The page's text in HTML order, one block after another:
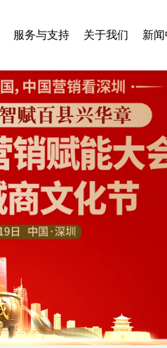
垃圾分类
美容行业 房地产行业
服务与支持 关于我们 新